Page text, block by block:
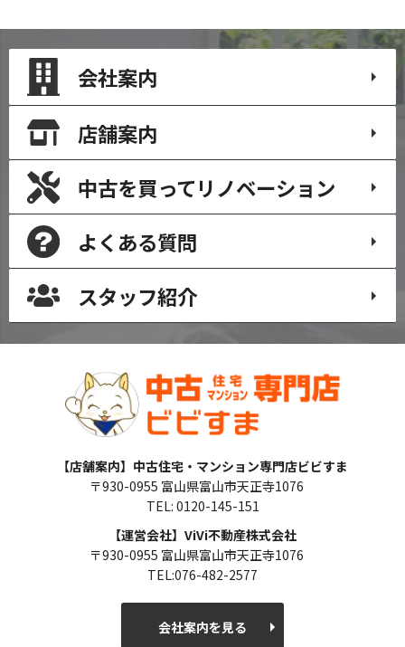
会社案内
店舗案内
中古を買ってリノベーション
よくある質問
スタッフ紹介
【店舗案内】中古住宅・マンション専門店ビビすま
〒930-0955 富山県富山市天正寺1076
TEL: 0120-145-151
【運営会社】ViVi不動産株式会社
〒930-0955 富山県富山市天正寺1076
TEL:076-482-2577
会社案内を見る